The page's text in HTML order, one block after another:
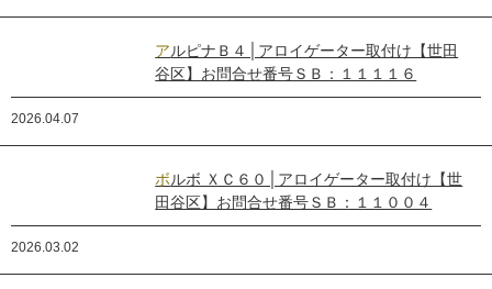
アルピナＢ４│アロイゲーター取付け【世田
谷区】お問合せ番号ＳＢ：１１１１６
2026.04.07
ボルボ ＸＣ６０│アロイゲーター取付け【世
田谷区】お問合せ番号ＳＢ：１１００４
2026.03.02